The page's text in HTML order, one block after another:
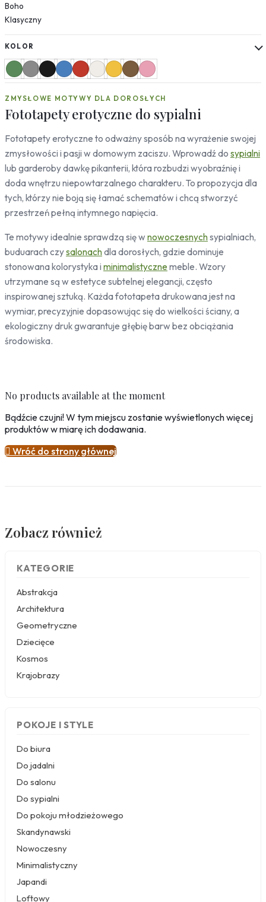
Maki
Storczyki
Piwonie
Słoneczniki
Mapy
Miasta
Londyn
Nowy Jork
Rzym
Warszawa
Kraków
Gdańsk
Moskwa
Tokio
Dubaj
Wrocław
Natura
Liście
Rośliny
Bambus
Drzewa
Jedzenie
Słodycze
Pojazdy
Traktory
Piłka nożna
Formuła 1
Koszykówka
Taniec
Siłownia
Tekstury
Pikowane
Niedźwiedź
Koty
Konie
Psy
Ptaki
Flamingi
Boho
Klasyczny
KOLOR
ZMYSŁOWE MOTYWY DLA DOROSŁYCH
Fototapety erotyczne do sypialni
Fototapety erotyczne to odważny sposób na wyrażenie swojej
zmysłowości i pasji w domowym zaciszu. Wprowadź do sypialni
lub garderoby dawkę pikanterii, która rozbudzi wyobraźnię i
doda wnętrzu niepowtarzalnego charakteru. To propozycja dla
tych, którzy nie boją się łamać schematów i chcą stworzyć
przestrzeń pełną intymnego napięcia.
Te motywy idealnie sprawdzą się w nowoczesnych sypialniach,
buduarach czysalonach dla dorosłych, gdzie dominuje
stonowana kolorystyka i minimalistyczne meble. Wzory
utrzymane są w estetyce subtelnej elegancji, często
inspirowanej sztuką. Każda fototapeta drukowana jest na
wymiar, precyzyjnie dopasowując się do wielkości ściany, a
ekologiczny druk gwarantuje głębię barw bez obciążania
środowiska.
No products available at the moment
Bądźcie czujni! W tym miejscu zostanie wyświetlonych więcej
produktów w miarę ich dodawania.
 Wróć do strony głównej
Zobacz również
KATEGORIE
Abstrakcja
Architektura
Geometryczne
Dziecięce
Kosmos
Krajobrazy
POKOJE I STYLE
Do biura
Do jadalni
Do salonu
Do sypialni
Do pokoju młodzieżowego
Skandynawski
Nowoczesny
Minimalistyczny
Japandi
Loftowy